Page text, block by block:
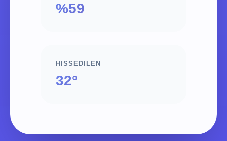
%59
HISSEDILEN
32°